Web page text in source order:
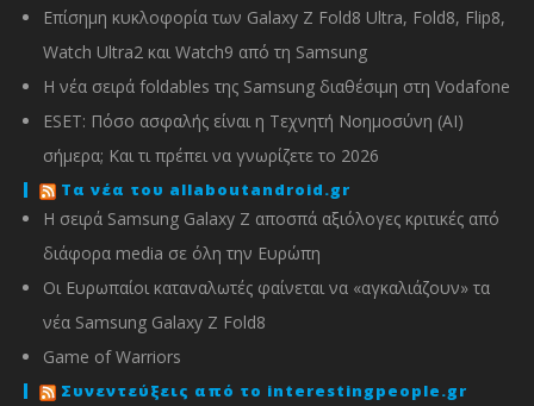
Επίσημη κυκλοφορία των Galaxy Z Fold8 Ultra, Fold8, Flip8,
Watch Ultra2 και Watch9 από τη Samsung
Η νέα σειρά foldables της Samsung διαθέσιμη στη Vodafone
ESET: Πόσο ασφαλής είναι η Τεχνητή Νοημοσύνη (AI)
σήμερα; Και τι πρέπει να γνωρίζετε το 2026
Τα νέα του allaboutandroid.gr
Η σειρά Samsung Galaxy Z αποσπά αξιόλογες κριτικές από
διάφορα media σε όλη την Ευρώπη
Οι Ευρωπαίοι καταναλωτές φαίνεται να «αγκαλιάζουν» τα
νέα Samsung Galaxy Z Fold8
Game of Warriors
Συνεντεύξεις από το interestingpeople.gr